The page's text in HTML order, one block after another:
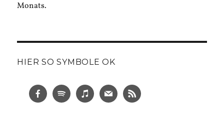
Monats.
HIER SO SYMBOLE OK